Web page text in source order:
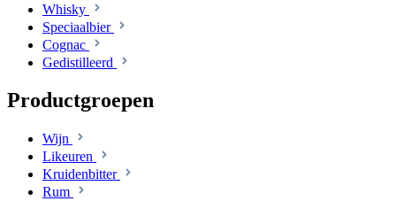
Whisky
Speciaalbier
Cognac
Gedistilleerd
Productgroepen
Wijn
Likeuren
Kruidenbitter
Rum